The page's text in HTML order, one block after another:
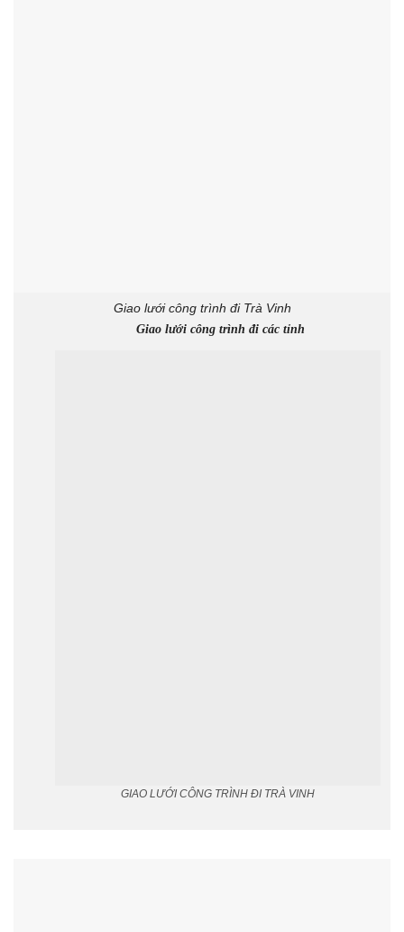
Giao lưới công trình đi Trà Vinh
Giao lưới công trình đi các tỉnh
GIAO LƯỚI CÔNG TRÌNH ĐI TRÀ VINH